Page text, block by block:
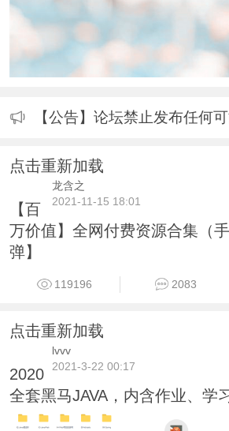
点击重新加载
龙含之
2021-11-15 18:01
【百
万价值】全网付费资源合集（
弹】
119196 2083
点击重新加载
lvvv
2021-3-22 00:17
2020
全套黑马JAVA，内含作业、学